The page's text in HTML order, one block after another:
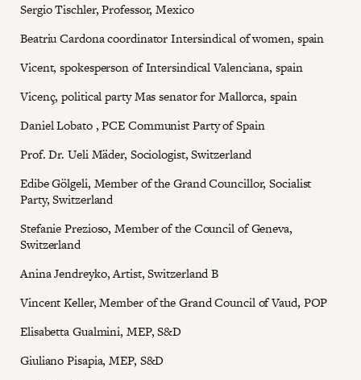
Sergio Tischler, Professor, Mexico
Beatriu Cardona coordinator Intersindical of women, spain
Vicent, spokesperson of Intersindical Valenciana, spain
Vicenç, political party Mas senator for Mallorca, spain
Daniel Lobato , PCE Communist Party of Spain
Prof. Dr. Ueli Mäder, Sociologist, Switzerland
Edibe Gölgeli, Member of the Grand Councillor, Socialist
Party, Switzerland
Stefanie Prezioso, Member of the Council of Geneva,
Switzerland
Anina Jendreyko, Artist, Switzerland B
Vincent Keller, Member of the Grand Council of Vaud, POP
Elisabetta Gualmini, MEP, S&D
Giuliano Pisapia, MEP, S&D